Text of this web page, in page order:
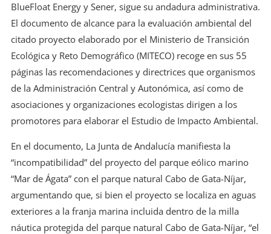
BlueFloat Energy y Sener, sigue su andadura administrativa.
El documento de alcance para la evaluación ambiental del
citado proyecto elaborado por el Ministerio de Transición
Ecológica y Reto Demográfico (MITECO) recoge en sus 55
páginas las recomendaciones y directrices que organismos
de la Administración Central y Autonómica, así como de
asociaciones y organizaciones ecologistas dirigen a los
promotores para elaborar el Estudio de Impacto Ambiental.
En el documento, La Junta de Andalucía manifiesta la
“incompatibilidad” del proyecto del parque eólico marino
“Mar de Ágata” con el parque natural Cabo de Gata-Níjar,
argumentando que, si bien el proyecto se localiza en aguas
exteriores a la franja marina incluida dentro de la milla
náutica protegida del parque natural Cabo de Gata-Níjar, “el